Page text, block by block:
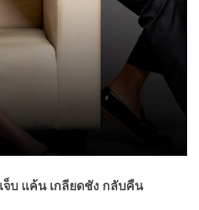
จ็บ แค้น เกลียดชัง กลับคืน